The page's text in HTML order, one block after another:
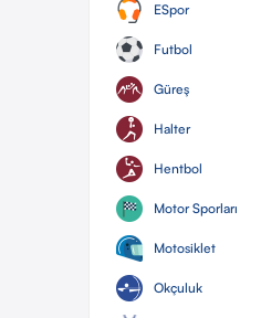
ESpor
Futbol
Güreş
Halter
Hentbol
Motor Sporları
Motosiklet
Okçuluk